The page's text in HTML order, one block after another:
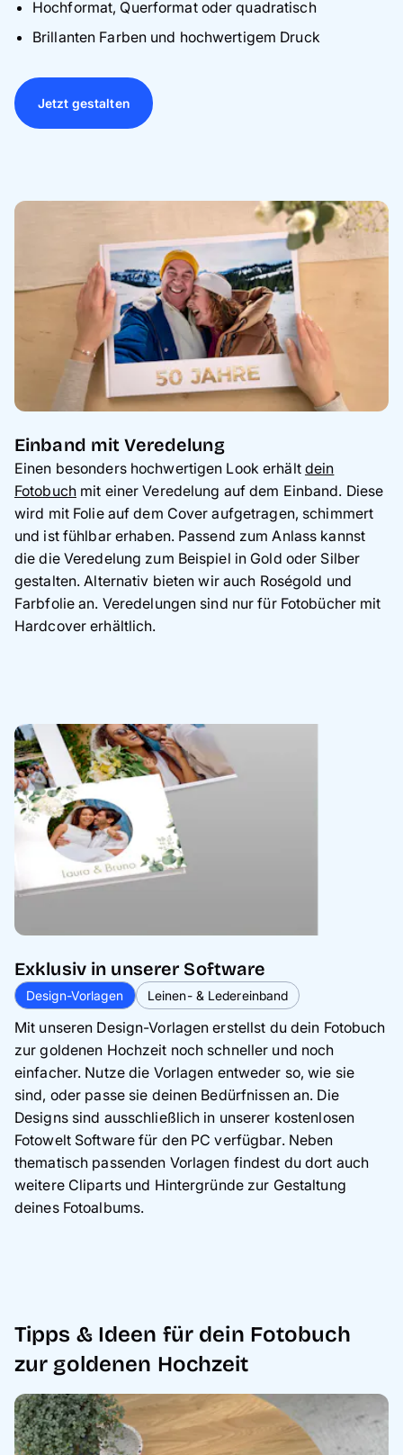
Hochformat, Querformat oder quadratisch
Brillanten Farben und hochwertigem Druck
Jetzt gestalten
Einband mit Veredelung
Einen besonders hochwertigen Look erhält dein
Fotobuchmit einer Veredelung auf dem Einband. Diese
wird mit Folie auf dem Cover aufgetragen, schimmert
und ist fühlbar erhaben. Passend zum Anlass kannst
die die Veredelung zum Beispiel in Gold oder Silber
gestalten. Alternativ bieten wir auch Roségold und
Farbfolie an. Veredelungen sind nur für Fotobücher mit
Hardcover erhältlich.
Exklusiv in unserer Software
Design-Vorlagen Leinen- & Ledereinband
Mit unseren Design-Vorlagen erstellst du dein Fotobuch
zur goldenen Hochzeit noch schneller und noch
einfacher. Nutze die Vorlagen entweder so, wie sie
sind, oder passe sie deinen Bedürfnissen an. Die
Designs sind ausschließlich in unserer kostenlosen
Fotowelt Software für den PC verfügbar. Neben
thematisch passenden Vorlagen findest du dort auch
weitere Cliparts und Hintergründe zur Gestaltung
deines Fotoalbums.
Tipps & Ideen für dein Fotobuch
zur goldenen Hochzeit